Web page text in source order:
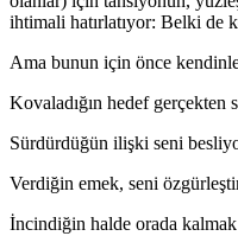
ihtimali hatırlatıyor: Belki de
Ama bunun için önce
Kovaladığın hedef gerçekten
Sürdürdüğün ilişki seni
Verdiğin emek, seni
İncindiğin halde orada